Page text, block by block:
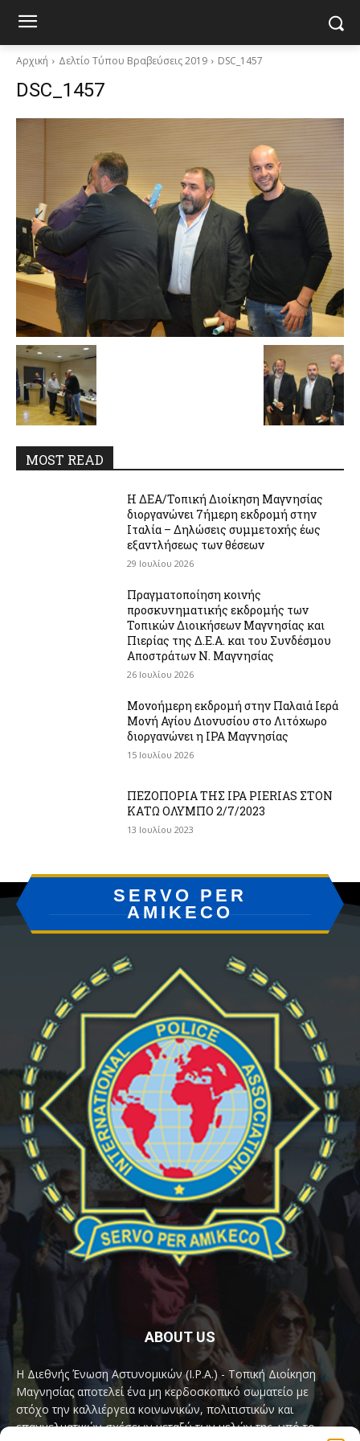
Αρχική Δελτίο Τύπου Βραβεύσεις 2019 DSC_1457
DSC_1457
MOST READ
Η ΔΕΑ/Τοπική Διοίκηση Μαγνησίας
διοργανώνει 7ήμερη εκδρομή στην
Ιταλία – Δηλώσεις συμμετοχής έως
εξαντλήσεως των θέσεων
29 Ιουλίου 2026
Πραγματοποίηση κοινής
προσκυνηματικής εκδρομής των
Τοπικών Διοικήσεων Μαγνησίας και
Πιερίας της Δ.Ε.Α. και του Συνδέσμου
Αποστράτων Ν. Μαγνησίας
26 Ιουλίου 2026
Μονοήμερη εκδρομή στην Παλαιά Ιερά
Μονή Αγίου Διονυσίου στο Λιτόχωρο
διοργανώνει η IPA Μαγνησίας
15 Ιουλίου 2026
ΠΕΖΟΠΟΡΙΑ ΤΗΣ IPA PIERIAS ΣΤΟΝ
ΚΑΤΩ ΟΛΥΜΠΟ 2/7/2023
13 Ιουλίου 2023
SERVO PER
AMIKECO
ABOUT US
Η Διεθνής Ένωση Αστυνομικών (I.P.A.) - Τοπική Διοίκηση
Μαγνησίας αποτελεί ένα μη κερδοσκοπικό σωματείο με
στόχο την καλλιέργεια κοινωνικών, πολιτιστικών και
επαγγελματικών σχέσεων μεταξύ των μελών της, υπό το